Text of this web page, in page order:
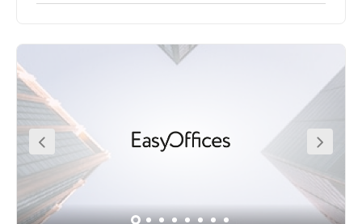
European Institutions. Senate, Parliament, Embassies can
be reached within walking distance. Beside this centre
place to walk around or jog around at lunchtime. All
types of transportation systems are easily available and
very close to the centre. A distance of 5 minutes needs to
cover from the workspace to the Central Station. Also, the
metro station Madou is very close to the centre.